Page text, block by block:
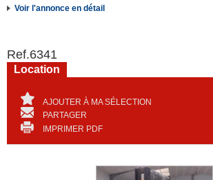
Voir l'annonce en détail
Ref.6341
Location
AJOUTER À MA SÉLECTION
PARTAGER
IMPRIMER PDF